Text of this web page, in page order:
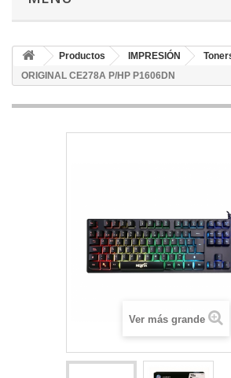
Productos IMPRESIÓN
ORIGINAL CE278A P/HP P1606DN
Ver más grande